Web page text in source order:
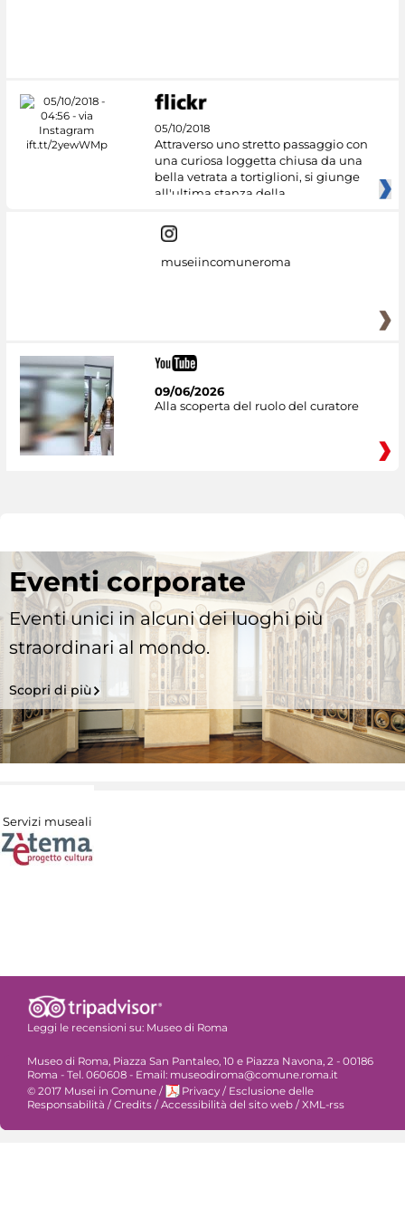
05/10/2018
Attraverso uno stretto passaggio con
una curiosa loggetta chiusa da una
bella vetrata a tortiglioni, si giunge
all'ultima stanza della
museiincomuneroma
09/06/2026
Alla scoperta del ruolo del curatore
Eventi corporate
Eventi unici in alcuni dei luoghi più
straordinari al mondo.
Scopri di più
Servizi museali
Leggi le recensioni su: Museo di Roma
Museo di Roma, Piazza San Pantaleo, 10 e Piazza Navona, 2 - 00186
Roma - Tel. 060608 - Email: museodiroma@comune.roma.it
© 2017 Musei in Comune / Privacy / Esclusione delle
Responsabilità /Credits /Accessibilità del sito web /XML-rss